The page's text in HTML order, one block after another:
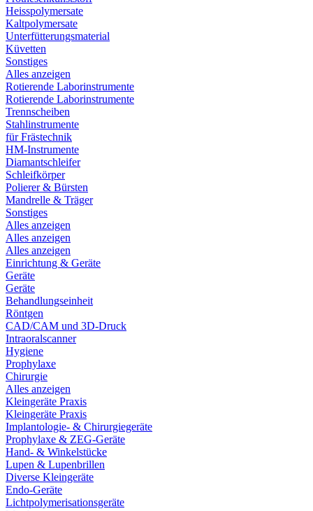
Heisspolymersate
Kaltpolymersate
Unterfütterungsmaterial
Küvetten
Sonstiges
Alles anzeigen
Rotierende Laborinstrumente
Rotierende Laborinstrumente
Trennscheiben
Stahlinstrumente
für Frästechnik
HM-Instrumente
Diamantschleifer
Schleifkörper
Polierer & Bürsten
Mandrelle & Träger
Sonstiges
Alles anzeigen
Alles anzeigen
Alles anzeigen
Einrichtung & Geräte
Geräte
Geräte
Behandlungseinheit
Röntgen
CAD/CAM und 3D-Druck
Intraoralscanner
Hygiene
Prophylaxe
Chirurgie
Alles anzeigen
Kleingeräte Praxis
Kleingeräte Praxis
Implantologie- & Chirurgiegeräte
Prophylaxe & ZEG-Geräte
Hand- & Winkelstücke
Lupen & Lupenbrillen
Diverse Kleingeräte
Endo-Geräte
Lichtpolymerisationsgeräte